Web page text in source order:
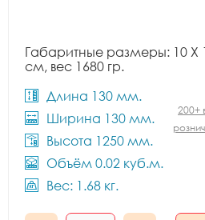
Габаритные размеры: 10 X
см, вес 1680 гр.
Длина 130 мм.
Ширина 130 мм.
Высота 1250 мм.
Объём 0.02 куб.м.
Вес: 1.68 кг.
200+